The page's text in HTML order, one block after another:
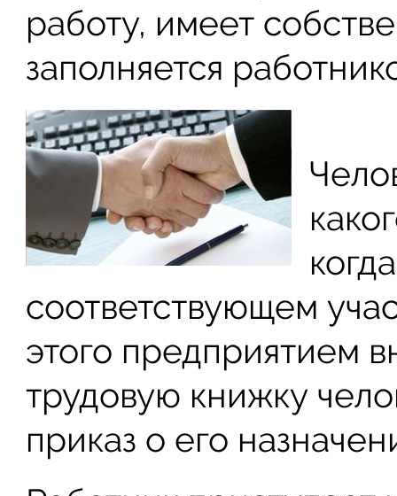
работу, имеет
заполняется
соответствующем
этого предприятием
трудовую книжку
приказ о его